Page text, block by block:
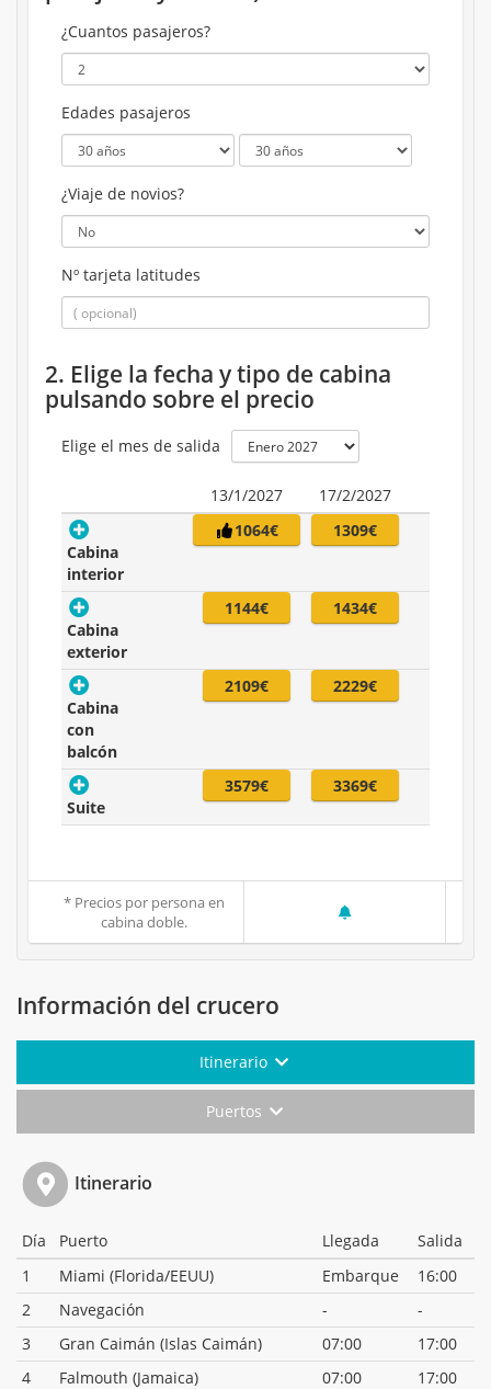
¿Cuantos pasajeros?
Edades pasajeros
¿Viaje de novios?
Nº tarjeta latitudes
2. Elige la fecha y tipo de cabina
pulsando sobre el precio
Elige el mes de salida
13/1/2027 17/2/2027
Cabina
interior
1064€ 1309€
Cabina
exterior
1144€ 1434€
Cabina
con
balcón
2109€ 2229€
Suite
3579€ 3369€
* Precios por persona en
cabina doble.
Información del crucero
Itinerario
Puertos
Itinerario
Día Puerto Llegada
Salida
1
Miami (Florida/EEUU) Embarque
16:00
2
Navegación -
-
3
Gran Caimán (Islas Caimán) 07:00
17:00
4
Falmouth (Jamaica) 07:00
17:00